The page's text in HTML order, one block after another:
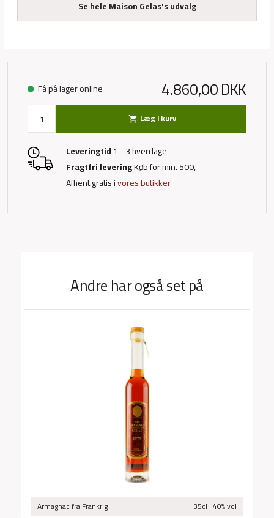
Se hele Maison Gelas's udvalg
Få på lager online 4.860,00DKK
shopping_cart Læg i kurv
Leveringtid1 - 3 hverdage
Fragtfri leveringKøb for min. 500,-
Afhent gratis ivores butikker
Andre har også set på
Armagnacfra Frankrig 35cl · 40% vol